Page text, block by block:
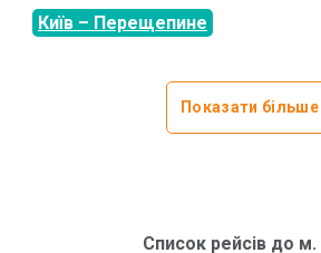
Київ – Перещепине
Показати більше
Список рейсів до м.